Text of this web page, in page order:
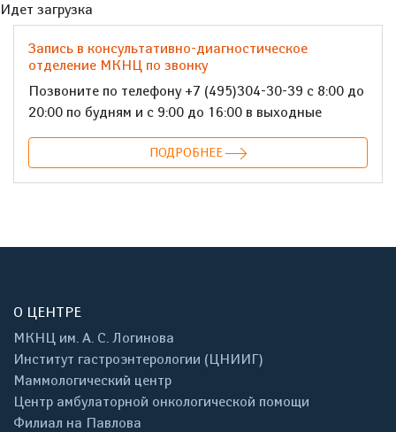
Идет загрузка
Запись в консультативно-диагностическое
отделение МКНЦ по звонку
Позвоните по телефону +7 (495)304-30-39 с 8:00 до
20:00 по будням и с 9:00 до 16:00 в выходные
ПОДРОБНЕЕ
О ЦЕНТРЕ
МКНЦ им. А. С. Логинова
Институт гастроэнтерологии (ЦНИИГ)
Маммологический центр
Центр амбулаторной онкологической помощи
Филиал на Павлова